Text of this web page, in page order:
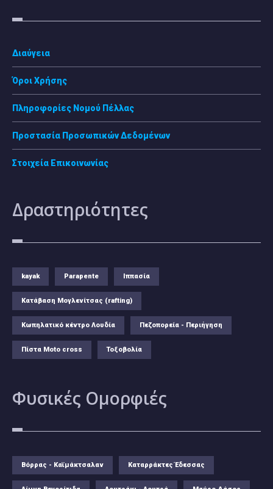
Διαύγεια
Όροι Χρήσης
Πληροφορίες Νομού Πέλλας
Προστασία Προσωπικών Δεδομένων
Στοιχεία Επικοινωνίας
Δραστηριότητες
kayak Parapente Ιππασία
Κατάβαση Μογλενίτσας (rafting)
Κωπηλατικό κέντρο Λουδία Πεζοπορεία - Περιήγηση
Πίστα Moto cross Τοξοβολία
Φυσικές Ομορφιές
Βόρρας - Καϊμάκτσαλαν Καταρράκτες Έδεσσας